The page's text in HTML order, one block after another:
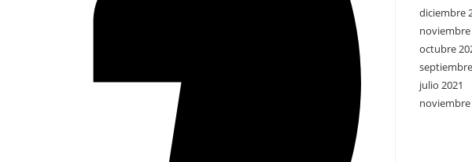
diciembre
noviembre
octubre
julio 2021
noviembre